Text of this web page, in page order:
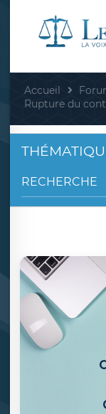
Accueil
Rupture du